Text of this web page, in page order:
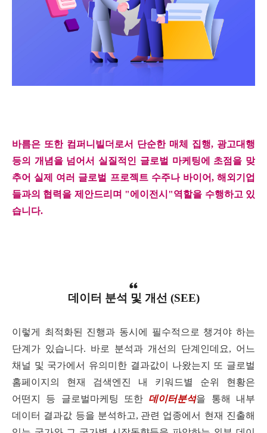
바름은 또한 컴퍼니빌더로서 단순한 매체 집행, 광고대행
등의 개념을 넘어서 실질적인 글로벌 마케팅에 초점을 맞
추어 실제 여러 글로벌 프로젝트 수주나 바이어,해외기업
들과의 협력을 제안드리며 "에이전시 "역할을 수행하고 있
습니다.
데이터 분석 및 개선 (SEE)
이렇게 최적화된 진행과 동시에 필수적으로 챙겨야 하는
단계가 있습니다. 바로 분석과 개선의 단계인데요, 어느
채널 및 국가에서 유의미한 결과값이 나왔는지 또 글로벌
홈페이지의 현재 검색엔진 내 키워드별 순위 현황은
어떤지 등 글로벌마케팅 또한 데이터분석을 통해 내부
데이터 결과값 등을 분석하고, 관련 업종에서 현재 진출해